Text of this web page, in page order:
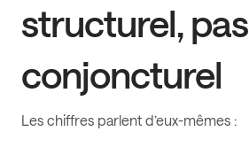
structurel, pas
conjoncturel
Les chiffres parlent d’eux-mêmes :